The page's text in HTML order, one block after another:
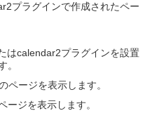
プラグインで作成されたペー
はcalendar2プラグインを設置
。
ページを表示します。
ージを表示します。